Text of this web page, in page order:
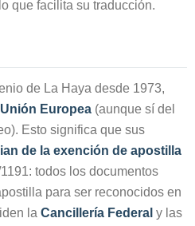
que facilita su traducción.
de La Haya desde 1973,
Europea (aunque sí del
Esto significa que sus
de la exención de apostilla
todos los documentos
para ser reconocidos en
la Cancillería Federal y las